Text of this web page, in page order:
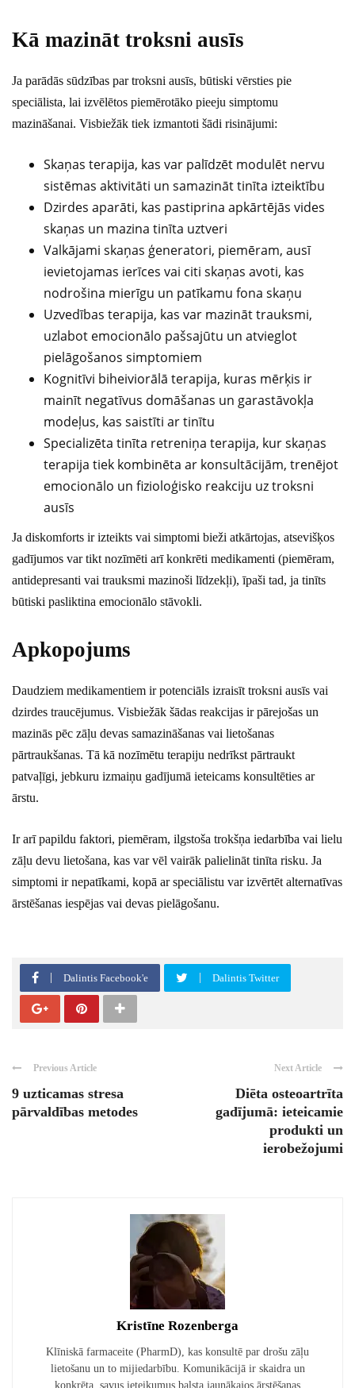
Kā mazināt troksni ausīs
Ja parādās sūdzības par troksni ausīs, būtiski vērsties pie
speciālista, lai izvēlētos piemērotāko pieeju simptomu
mazināšanai. Visbiežāk tiek izmantoti šādi risinājumi:
Skaņas terapija, kas var palīdzēt modulēt nervu
sistēmas aktivitāti un samazināt tinīta izteiktību
Dzirdes aparāti, kas pastiprina apkārtējās vides
skaņas un mazina tinīta uztveri
Valkājami skaņas ģeneratori, piemēram, ausī
ievietojamas ierīces vai citi skaņas avoti, kas
nodrošina mierīgu un patīkamu fona skaņu
Uzvedības terapija, kas var mazināt trauksmi,
uzlabot emocionālo pašsajūtu un atvieglot
pielāgošanos simptomiem
Kognitīvi biheiviorālā terapija, kuras mērķis ir
mainīt negatīvus domāšanas un garastāvokļa
modeļus, kas saistīti ar tinītu
Specializēta tinīta retreniņa terapija, kur skaņas
terapija tiek kombinēta ar konsultācijām, trenējot
emocionālo un fizioloģisko reakciju uz troksni
ausīs
Ja diskomforts ir izteikts vai simptomi bieži atkārtojas, atsevišķos
gadījumos var tikt nozīmēti arī konkrēti medikamenti (piemēram,
antidepresanti vai trauksmi mazinoši līdzekļi), īpaši tad, ja tinīts
būtiski pasliktina emocionālo stāvokli.
Apkopojums
Daudziem medikamentiem ir potenciāls izraisīt troksni ausīs vai
dzirdes traucējumus. Visbiežāk šādas reakcijas ir pārejošas un
mazinās pēc zāļu devas samazināšanas vai lietošanas
pārtraukšanas. Tā kā nozīmētu terapiju nedrīkst pārtraukt
patvaļīgi, jebkuru izmaiņu gadījumā ieteicams konsultēties ar
ārstu.
Ir arī papildu faktori, piemēram, ilgstoša trokšņa iedarbība vai lielu
zāļu devu lietošana, kas var vēl vairāk palielināt tinīta risku. Ja
simptomi ir nepatīkami, kopā ar speciālistu var izvērtēt alternatīvas
ārstēšanas iespējas vai devas pielāgošanu.
Dalintis Facebook'e Dalintis Twitter
Previous Article
9 uzticamas stresa
pārvaldības metodes
Next Article
Diēta osteoartrīta
gadījumā: ieteicamie
produkti un
ierobežojumi
Kristīne Rozenberga
Klīniskā farmaceite (PharmD), kas konsultē par drošu zāļu
lietošanu un to mijiedarbību. Komunikācijā ir skaidra un
konkrēta, savus ieteikumus balsta jaunākajos ārstēšanas